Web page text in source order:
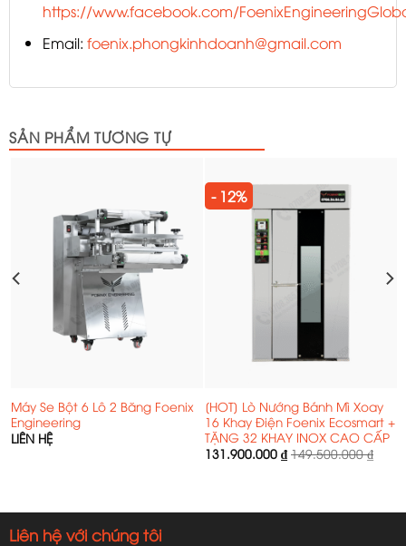
https://www.facebook.com/
Email: foenix.phongkinhdoanh@gmail.com
SẢN PHẨM TƯƠNG TỰ
Máy Se Bột 6 Lô 2 Băng Foenix
Engineering
LIÊN HỆ
- 12%
[HOT] Lò Nướng Bánh Mì Xoay
16 Khay Điện Foenix Ecosmart +
TẶNG 32 KHAY INOX CAO CẤP
131.900.000 ₫ 149.500.000₫
Liên hệ với chúng tôi